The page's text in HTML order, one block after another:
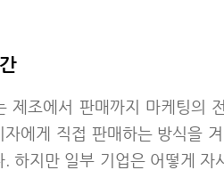
제조에서 판매까지 마케팅의
에게 직접 판매하는 방식을
하지만 일부 기업은 어떻게